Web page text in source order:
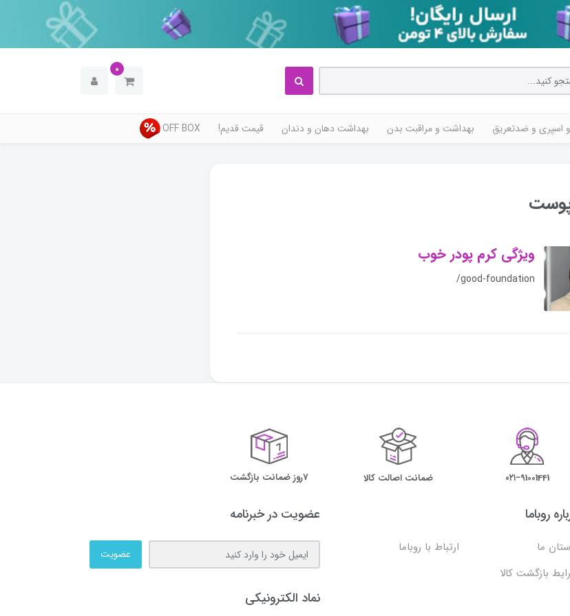
0
اسپری و ضدتعریق بهداشت و مراقبت بدن بهداشت دهان و دندان قیمت قدیم! OFF BOX
ویژگی کرم پودر خوب
/good-foundation
۰۲۱−91001441 ضمانت اصالت کالا 7روز ضمانت بازگشت
روباما
ما
ارتباط با روباما
بازگشت کالا
عضویت در خبرنامه
عضویت
نماد الکترونیکی